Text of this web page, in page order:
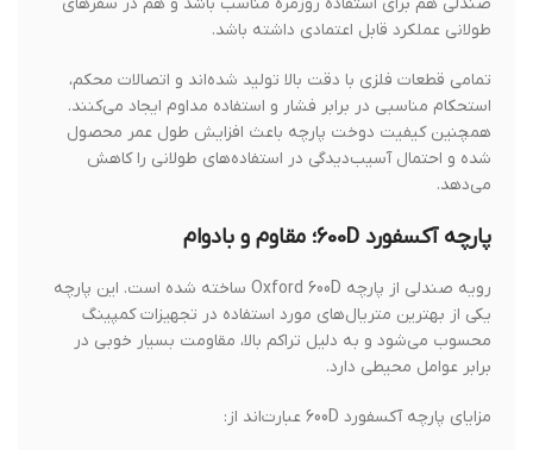
طولانی عملکرد قابل اعتمادی داشته باشد.
تمامی قطعات فلزی با دقت بالا تولید شده‌اند و اتصالات محکم،
استحکام مناسبی در برابر فشار و استفاده مداوم ایجاد می‌کنند.
همچنین کیفیت دوخت پارچه باعث افزایش طول عمر محصول
شده و احتمال آسیب‌دیدگی در استفاده‌های طولانی را کاهش
می‌دهد.
پارچه آکسفورد 600D؛ مقاوم و بادوام
رویه صندلی از پارچه Oxford 600D ساخته شده است. این پارچه
یکی از بهترین متریال‌های مورد استفاده در تجهیزات کمپینگ
محسوب می‌شود و به دلیل تراکم بالا، مقاومت بسیار خوبی در
برابر عوامل محیطی دارد.
مزایای پارچه آکسفورد 600D عبارت‌اند از: